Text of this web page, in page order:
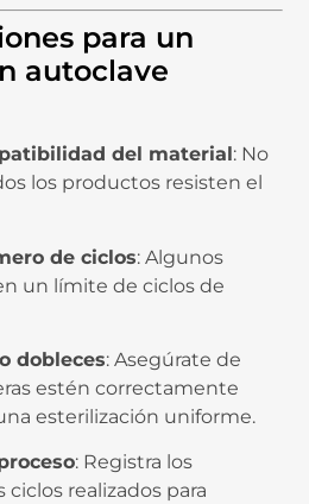
para un
autoclave
del material : No
los productos resisten el
de ciclos: Algunos
un límite de ciclos de
dobleces: Asegúrate de
estén correctamente
esterilización uniforme.
: Registra los
ciclos realizados para